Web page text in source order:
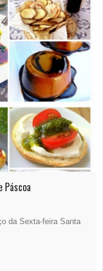
da Sexta-feira Santa